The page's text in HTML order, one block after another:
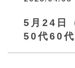
5月24日
50代60